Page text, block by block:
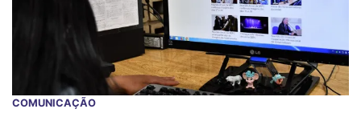
COMUNICAÇÃO